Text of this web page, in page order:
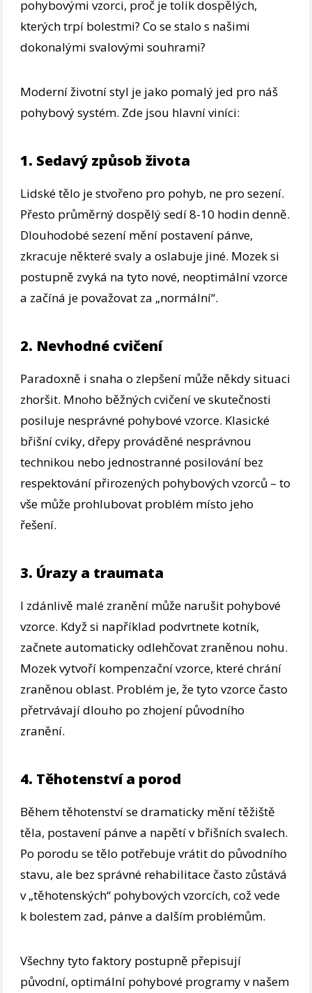
pohybovými vzorci, proč je tolik dospělých,
kterých trpí bolestmi? Co se stalo s našimi
dokonalými svalovými souhrami?
Moderní životní styl je jako pomalý jed pro náš
pohybový systém. Zde jsou hlavní viníci:
1. Sedavý způsob života
Lidské tělo je stvořeno pro pohyb, ne pro sezení.
Přesto průměrný dospělý sedí 8-10 hodin denně.
Dlouhodobé sezení mění postavení pánve,
zkracuje některé svaly a oslabuje jiné. Mozek si
postupně zvyká na tyto nové, neoptimální vzorce
a začíná je považovat za „normální“.
2. Nevhodné cvičení
Paradoxně i snaha o zlepšení může někdy situaci
zhoršit. Mnoho běžných cvičení ve skutečnosti
posiluje nesprávné pohybové vzorce. Klasické
břišní cviky, dřepy prováděné nesprávnou
technikou nebo jednostranné posilování bez
respektování přirozených pohybových vzorců – to
vše může prohlubovat problém místo jeho
řešení.
3. Úrazy a traumata
I zdánlivě malé zranění může narušit pohybové
vzorce. Když si například podvrtnete kotník,
začnete automaticky odlehčovat zraněnou nohu.
Mozek vytvoří kompenzační vzorce, které chrání
zraněnou oblast. Problém je, že tyto vzorce často
přetrvávají dlouho po zhojení původního
zranění.
4. Těhotenství a porod
Během těhotenství se dramaticky mění těžiště
těla, postavení pánve a napětí v břišních svalech.
Po porodu se tělo potřebuje vrátit do původního
stavu, ale bez správné rehabilitace často zůstává
v „těhotenských“ pohybových vzorcích, což vede
k bolestem zad, pánve a dalším problémům.
Všechny tyto faktory postupně přepisují
původní, optimální pohybové programy v našem